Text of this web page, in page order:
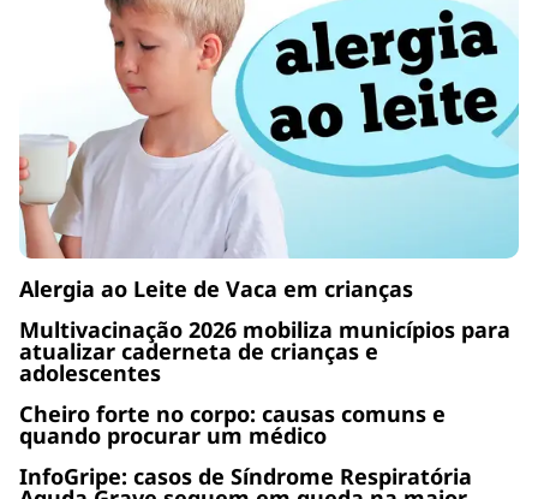
Alergia ao Leite de Vaca em crianças
Multivacinação 2026 mobiliza municípios para
atualizar caderneta de crianças e
adolescentes
Cheiro forte no corpo: causas comuns e
quando procurar um médico
InfoGripe: casos de Síndrome Respiratória